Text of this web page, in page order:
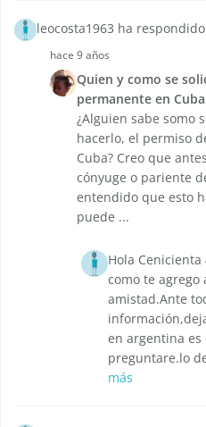
leocosta1963 ha
hace 9 años
Quien y como se
permanente en Cuba
¿Alguien sabe somo
hacerlo, el permiso
Cuba? Creo que
cónyuge o pariente
entendido que esto
puede ...
Hola
como te agrego
amistad.Ante
en argentina
preguntare.lo
más